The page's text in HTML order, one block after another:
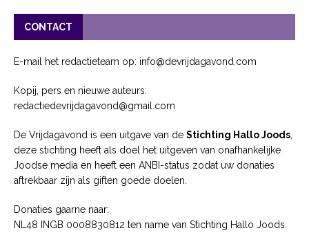
CONTACT
E-mail het redactieteam op: info@devrijdagavond.com
Kopij, pers en nieuwe auteurs:
redactiedevrijdagavond@gmail.com
De Vrijdagavond is een uitgave van de Stichting Hallo Joods
deze stichting heeft als doel het uitgeven van onafhankelijke
Joodse media en heeft een ANBI-status zodat uw donaties
aftrekbaar zijn als giften goede doelen.
Donaties gaarne naar:
NL48 INGB 0008830812 ten name van Stichting Hallo Joods.